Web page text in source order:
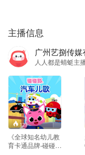
主播信息
广州艺捌传媒
人人都是蜻蜓主
123
《全球知名幼儿教
育卡通品牌-碰碰